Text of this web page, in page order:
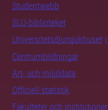
Studentwebb
SLU-biblioteket
Universitetsdjursjukhuset
Centrumbildningar
Art- och miljödata
Officiell statistik
Fakulteter och institutioner